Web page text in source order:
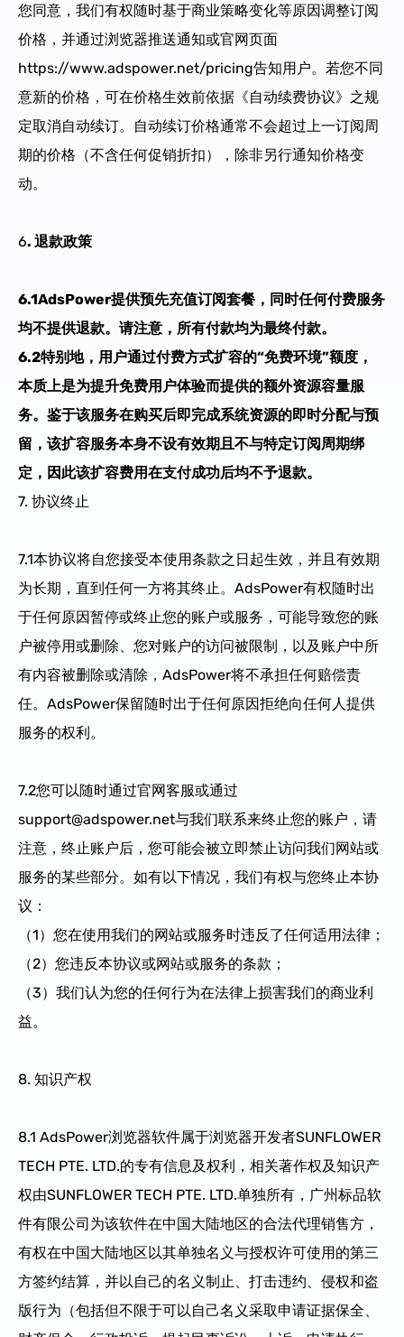
您同意，我们有权随时基于商业策略变化等原因调整订阅
价格，并通过浏览器推送通知或官网页面
https://www.adspower.net/pricing告知用户。若您不同
意新的价格，可在价格生效前依据《自动续费协议》之规
定取消自动续订。自动续订价格通常不会超过上一订阅周
期的价格（不含任何促销折扣），除非另行通知价格变
动。
6. 退款政策
6.1AdsPower提供预先充值订阅套餐，同时任何付费服务
均不提供退款。请注意，所有付款均为最终付款。
6.2特别地，用户通过付费方式扩容的“免费环境”额度，
本质上是为提升免费用户体验而提供的额外资源容量服
务。鉴于该服务在购买后即完成系统资源的即时分配与预
留， 该扩容服务本身不设有效期且不与特定订阅周期绑
定，因此该扩容费用在支付成功后均不予退款。
7. 协议终止
7.1本协议将自您接受本使用条款之日起生效，并且有效期
为长期，直到任何一方将其终止。AdsPower有权随时出
于任何原因暂停或终止您的账户或服务，可能导致您的账
户被停用或删除、您对账户的访问被限制，以及账户中所
有内容被删除或清除，AdsPower将不承担任何赔偿责
任。AdsPower保留随时出于任何原因拒绝向任何人提供
服务的权利。
7.2您可以随时通过官网客服或通过
support@adspower.net与我们联系来终止您的账户，请
注意，终止账户后，您可能会被立即禁止访问我们网站或
服务的某些部分。如有以下情况，我们有权与您终止本协
议：
（1）您在使用我们的网站或服务时违反了任何适用法律；
（2）您违反本协议或网站或服务的条款；
（3）我们认为您的任何行为在法律上损害我们的商业利
益。
8. 知识产权
8.1 AdsPower浏览器软件属于浏览器开发者SUNFLOWER
TECH PTE. LTD.的专有信息及权利，相关著作权及知识产
权由SUNFLOWER TECH PTE. LTD.单独所有，广州标品软
件有限公司为该软件在中国大陆地区的合法代理销售方，
有权在中国大陆地区以其单独名义与授权许可使用的第三
方签约结算，并以自己的名义制止、打击违约、侵权和盗
版行为（包括但不限于可以自己名义采取申请证据保全、